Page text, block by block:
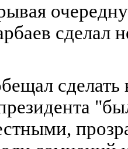
сделал
сделать